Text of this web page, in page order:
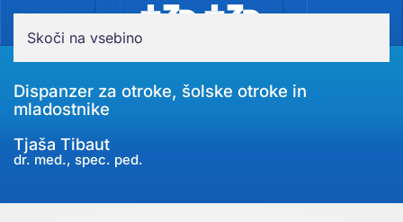
Skoči na vsebino
Dispanzer za otroke, šolske otroke in
mladostnike
Tjaša Tibaut
dr. med., spec. ped.